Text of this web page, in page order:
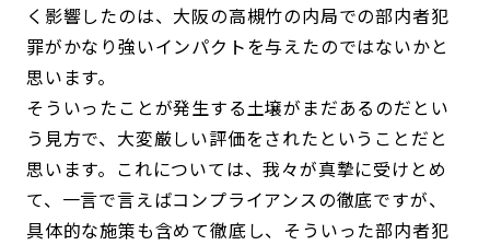
く影響したのは、大阪の高槻竹の内局での部内者犯
罪がかなり強いインパクトを与えたのではないかと
思います。
そういったことが発生する土壌がまだあるのだとい
う見方で、大変厳しい評価をされたということだと
思います。これについては、我々が真摯に受けとめ
て、一言で言えばコンプライアンスの徹底ですが、
具体的な施策も含めて徹底し、そういった部内者犯